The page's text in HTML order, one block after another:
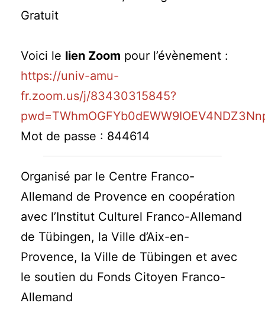
Gratuit
Voici le lien Zoom pour l’évènement :
https://univ-amu-
fr.zoom.us/j/83430315845?
Mot de passe : 844614
Organisé par le Centre Franco-
Allemand de Provence en coopération
avec l’Institut Culturel Franco-Allemand
de Tübingen, la Ville d’Aix-en-
Provence, la Ville de Tübingen et avec
le soutien du Fonds Citoyen Franco-
Allemand